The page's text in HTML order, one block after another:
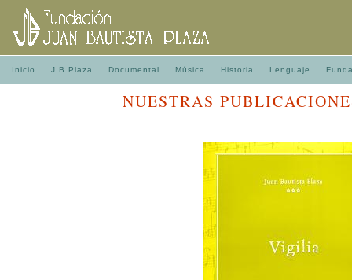
Inicio J.B.Plaza Documental Música Historia Lenguaje
NUESTRAS